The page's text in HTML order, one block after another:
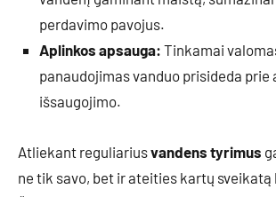
perdavimo pavojus.
Aplinkos apsauga: Tinkamai
panaudojimas vanduo prisideda prie
išsaugojimo.
Atliekant reguliariusvandens tyrimus
ne tik savo, bet ir ateities kartų sveikatą